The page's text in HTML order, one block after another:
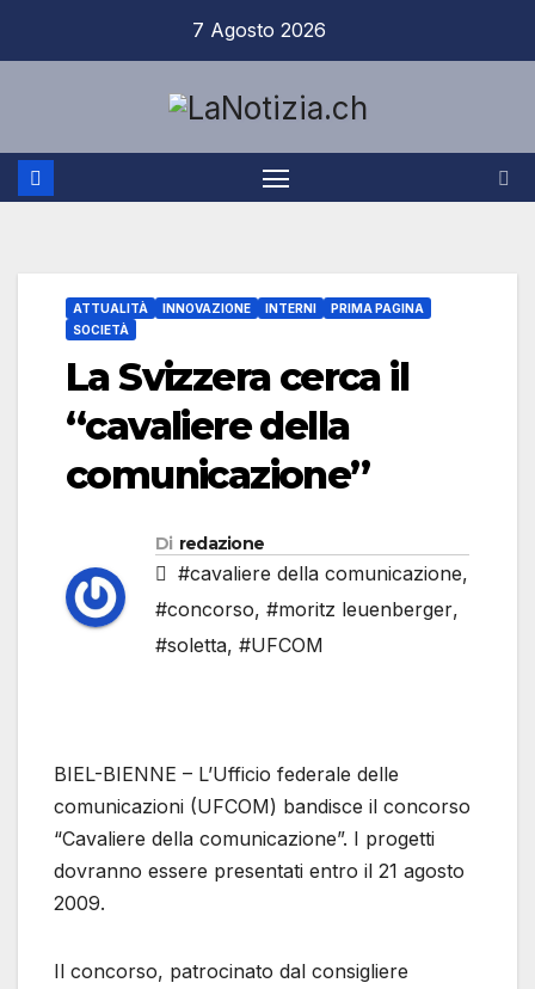
7 Agosto 2026
ATTUALITÀ INNOVAZIONE INTERNI
PRIMA PAGINA
SOCIETÀ
La Svizzera cerca il
“cavaliere della
comunicazione”
Di redazione
#cavaliere della comunicazione,
#concorso, #moritz leuenberger,
#soletta, #UFCOM
BIEL-BIENNE – L’Ufficio federale delle
comunicazioni (UFCOM) bandisce il concorso
“Cavaliere della comunicazione”. I progetti
dovranno essere presentati entro il 21 agosto
2009.
Il concorso, patrocinato dal consigliere